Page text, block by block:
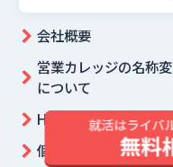
会社概要
営業カレッジの名称
について
HRドクター
個人情報保護方針